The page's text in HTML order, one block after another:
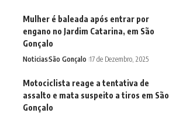
Mulher é baleada após entrar por
engano no Jardim Catarina, em São
Gonçalo
NoticiasSão Gonçalo 17 de Dezembro, 2025
Motociclista reage a tentativa de
assalto e mata suspeito a tiros em São
Gonçalo